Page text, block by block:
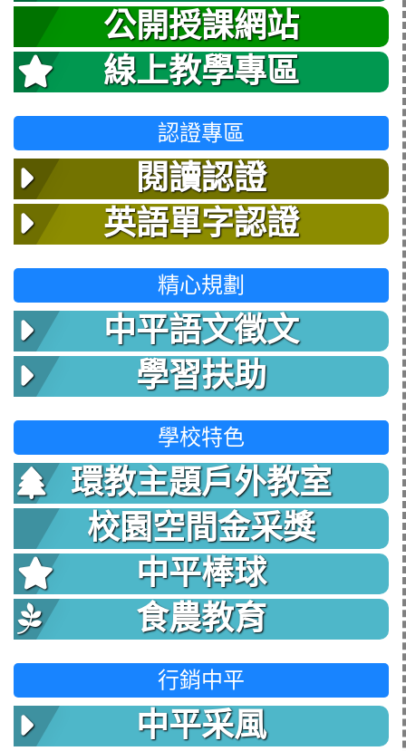
公開授課網站
線上教學專區
認證專區
閱讀認證
英語單字認證
精心規劃
中平語文徵文
學習扶助
學校特色
環教主題戶外教室
校園空間金采獎
中平棒球
食農教育
行銷中平
中平采風